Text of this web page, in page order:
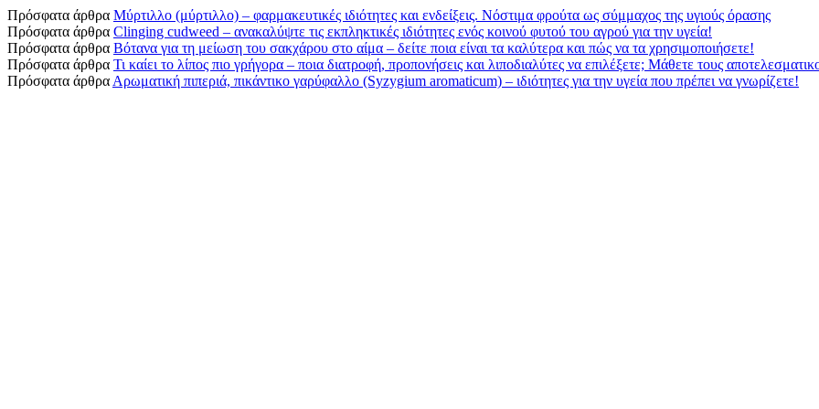
Πρόσφατα άρθρα Μύρτιλλο (μύρτιλλο) – φαρμακευτικές ιδιότητες και ενδείξεις. Νόστιμα φρούτα ως σύμμαχος της υγιούς όρασης
Πρόσφατα άρθρα Clinging cudweed – ανακαλύψτε τις εκπληκτικές ιδιότητες ενός κοινού φυτού του αγρού για την υγεία!
Πρόσφατα άρθρα Βότανα για τη μείωση του σακχάρου στο αίμα – δείτε ποια είναι τα καλύτερα και πώς να τα χρησιμοποιήσετε!
Πρόσφατα άρθρα Τι καίει το λίπος πιο γρήγορα – ποια διατροφή, προπονήσεις και λιποδιαλύτες να επιλέξετε; Μάθετε τους
Πρόσφατα άρθρα Αρωματική πιπεριά, πικάντικο γαρύφαλλο (Syzygium aromaticum) – ιδιότητες για την υγεία που πρέπει να γνωρίζετε!